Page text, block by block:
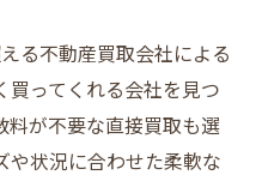
住宅の違いを比較
めのコツ
のメリット・デメリ
る不動産買取会社による
買ってくれる会社を見つ
料が不要な直接買取も選
や状況に合わせた柔軟な